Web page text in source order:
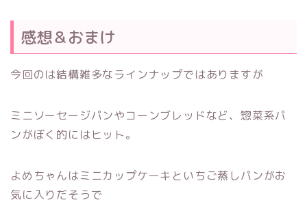
感想＆おまけ
今回のは結構雑多なラインナップではありますが
ミニソーセージパンやコーンブレッドなど、惣菜系パ
ンがぼく的にはヒット。
よめちゃんはミニカップケーキといちご蒸しパンがお
気に入りだそうで